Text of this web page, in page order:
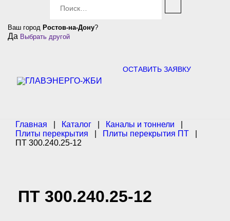
r
c
:
Ваш город Ростов-на-Дону?
Да Выбрать другой
ОСТАВИТЬ ЗАЯВКУ
Главная Каталог Каналы и тоннели
Плиты перекрытия
Плиты перекрытия ПТ
ПТ 300.240.25-12
ПТ 300.240.25-12